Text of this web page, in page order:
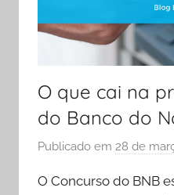
O que cai na
do Banco do
Publicado em 28 de
O Concurso do BNB